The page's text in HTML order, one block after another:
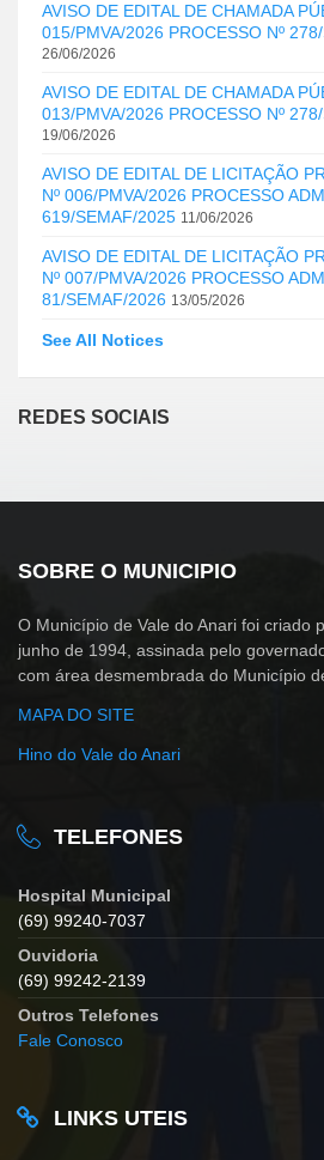
AVISO DE EDITAL DE CHAMADA
015/PMVA/2026 PROCESSO Nº
26/06/2026
AVISO DE EDITAL DE CHAMADA
013/PMVA/2026 PROCESSO Nº
19/06/2026
AVISO DE EDITAL DE LICITAÇÃO
Nº 006/PMVA/2026 PROCESSO
619/SEMAF/2025 11/06/2026
AVISO DE EDITAL DE LICITAÇÃO
Nº 007/PMVA/2026 PROCESSO
81/SEMAF/2026 13/05/2026
See All Notices
REDES SOCIAIS
SOBRE O MUNICIPIO
O Município de Vale do Anari foi criado
junho de 1994, assinada pelo
com área desmembrada do Município
MAPA DO SITE
Hino do Vale do Anari
TELEFONES
Hospital Municipal
(69) 99240-7037
Ouvidoria
(69) 99242-2139
Outros Telefones
Fale Conosco
LINKS UTEIS